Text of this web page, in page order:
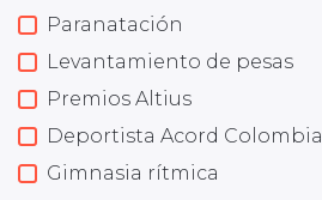
Paranatación
Levantamiento de pesas
Premios Altius
Deportista Acord Colombia
Gimnasia rítmica